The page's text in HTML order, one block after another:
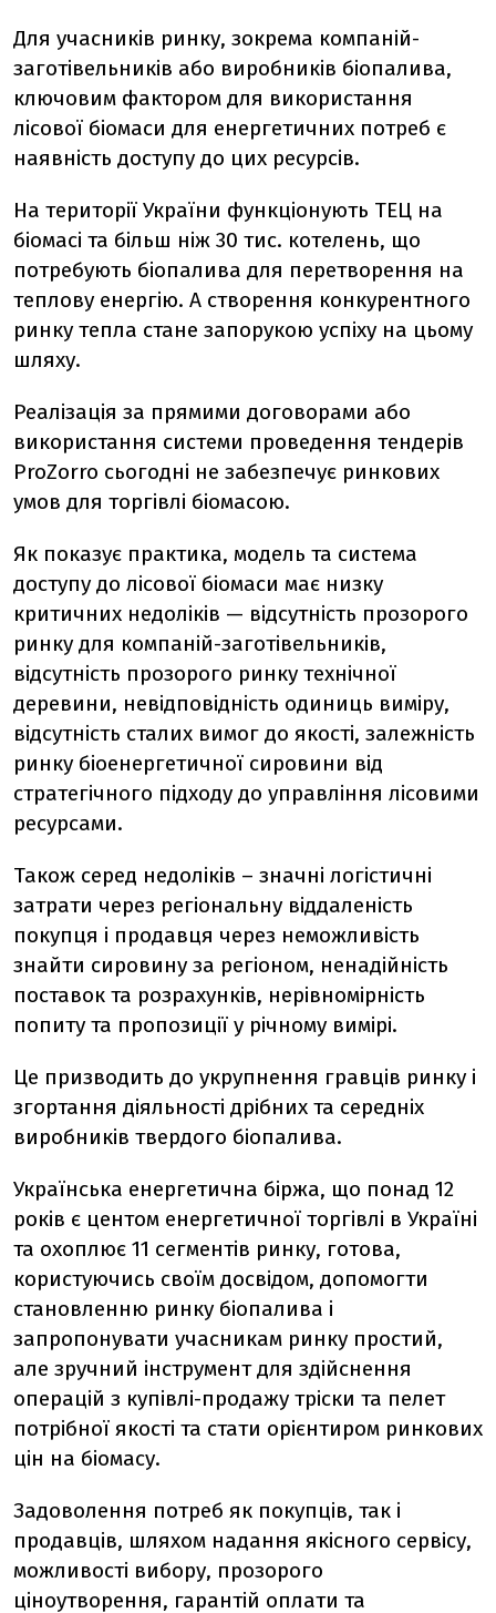
Для учасників ринку, зокрема компаній-
заготівельників або виробників біопалива,
ключовим фактором для використання
лісової біомаси для енергетичних потреб є
наявність доступу до цих ресурсів.
На території України функціонують ТЕЦ на
біомасі та більш ніж 30 тис. котелень, що
потребують біопалива для перетворення на
теплову енергію. А створення конкурентного
ринку тепла стане запорукою успіху на цьому
шляху.
Реалізація за прямими договорами або
використання системи проведення тендерів
ProZorro сьогодні не забезпечує ринкових
умов для торгівлі біомасою.
Як показує практика, модель та система
доступу до лісової біомаси має низку
критичних недоліків — відсутність прозорого
ринку для компаній-заготівельників,
відсутність прозорого ринку технічної
деревини, невідповідність одиниць виміру,
відсутність сталих вимог до якості, залежність
ринку біоенергетичної сировини від
стратегічного підходу до управління лісовими
ресурсами.
Також серед недоліків – значні логістичні
затрати через регіональну віддаленість
покупця і продавця через неможливість
знайти сировину за регіоном, ненадійність
поставок та розрахунків, нерівномірність
попиту та пропозиції у річному вимірі.
Це призводить до укрупнення гравців ринку і
згортання діяльності дрібних та середніх
виробників твердого біопалива.
Українська енергетична біржа, що понад 12
років є центом енергетичної торгівлі в Україні
та охоплює 11 сегментів ринку, готова,
користуючись своїм досвідом, допомогти
становленню ринку біопалива і
запропонувати учасникам ринку простий,
але зручний інструмент для здійснення
операцій з купівлі-продажу тріски та пелет
потрібної якості та стати орієнтиром ринкових
цін на біомасу.
Задоволення потреб як покупців, так і
продавців, шляхом надання якісного сервісу,
можливості вибору, прозорого
ціноутворення, гарантій оплати та